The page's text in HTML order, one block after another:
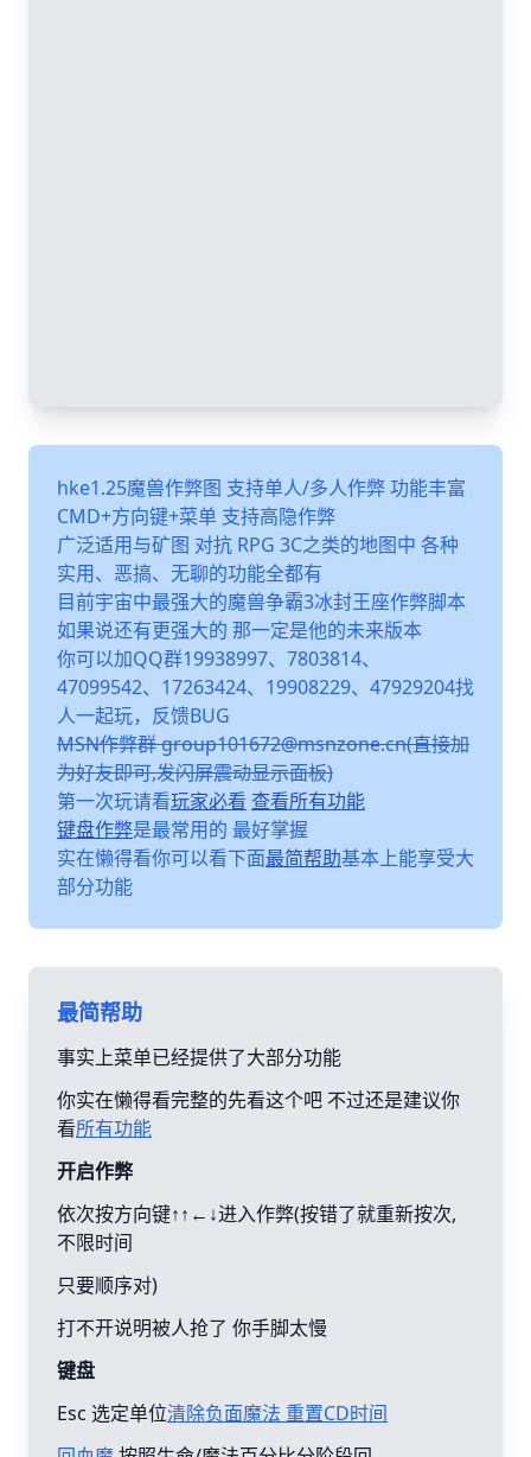
hke1.25魔兽作弊图 支持单人/多人作弊 功能丰富
CMD+方向键+菜单 支持高隐作弊
广泛适用与矿图 对抗 RPG 3C之类的地图中 各种
实用、恶搞、无聊的功能全都有
目前宇宙中最强大的魔兽争霸3冰封王座作弊脚本
如果说还有更强大的 那一定是他的未来版本
你可以加QQ群19938997、7803814、
47099542、17263424、19908229、47929204找
人一起玩，反馈BUG
MSN作弊群 group101672@msnzone.cn(直接加
为好友即可,发闪屏震动显示面板)
第一次玩请看玩家必看 查看所有功能
键盘作弊是最常用的 最好掌握
实在懒得看你可以看下面最简帮助基本上能享受大
部分功能
最简帮助
事实上菜单已经提供了大部分功能
你实在懒得看完整的先看这个吧 不过还是建议你
看所有功能
开启作弊
依次按方向键↑↑←↓进入作弊(按错了就重新按次,
不限时间
只要顺序对)
打不开说明被人抢了 你手脚太慢
键盘
Esc 选定单位清除负面魔法 重置CD时间